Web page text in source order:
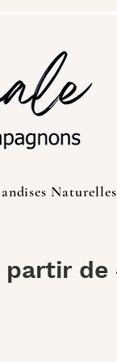
Naturelles